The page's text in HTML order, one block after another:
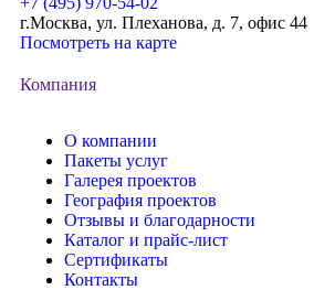
г.Москва, ул. Плеханова, д. 7, офис 44
Посмотреть на карте
Компания
О компании
Пакеты услуг
Галерея проектов
География проектов
Отзывы и благодарности
Каталог и прайс-лист
Сертификаты
Контакты